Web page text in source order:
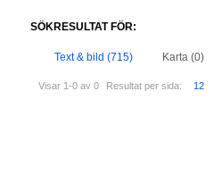
SÖKRESULTAT FÖR:
Text & bild (715) Karta (0)
Visar 1-0 av 0 Resultat per sida: 12